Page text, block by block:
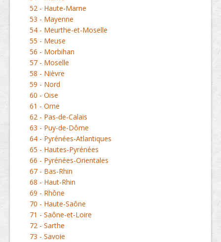
52 - Haute-Marne
53 - Mayenne
54 - Meurthe-et-Moselle
55 - Meuse
56 - Morbihan
57 - Moselle
58 - Nièvre
59 - Nord
60 - Oise
61 - Orne
62 - Pas-de-Calais
63 - Puy-de-Dôme
64 - Pyrénées-Atlantiques
65 - Hautes-Pyrénées
66 - Pyrénées-Orientales
67 - Bas-Rhin
68 - Haut-Rhin
69 - Rhône
70 - Haute-Saône
71 - Saône-et-Loire
72 - Sarthe
73 - Savoie